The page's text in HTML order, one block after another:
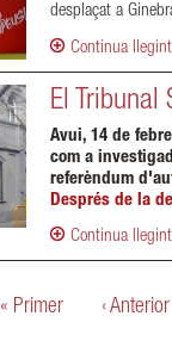
desplaçat a
Continua llegint
El
Avui, 14 de
com a
referèndum
Després de la
Continua llegint
« Primer ‹ Anterior